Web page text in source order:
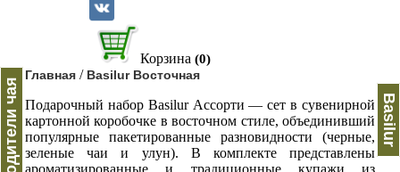
Корзина (0)
Главная / Basilur Восточная
Подарочный набор Basilur Ассорти — сет в сувенирной
картонной коробочке в восточном стиле, объединивший
популярные пакетированные разновидности (черные,
зеленые чаи и улун). В комплекте представлены
ароматизированные и традиционные купажи из
Basilur